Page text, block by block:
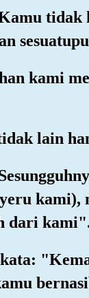
tidak
kami
lain
kami),
dari